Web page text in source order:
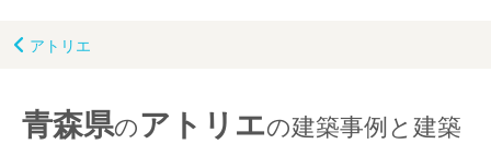
アトリエ
青森県のアトリエの建築事例と建築